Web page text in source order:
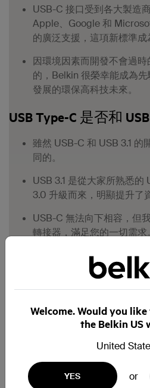
USB-C 接口受到各大製造
Apple、Google 和
的廣泛支援，這項新標準成
因環境因素而開發不會過
的，Belkin 很榮幸能成為
發展的環保高科技未來。
USB Type-C 是否和
雖然 USB-C 和 USB 3.1 的
同的。
USB 3.1 是從大家所熟悉的
3.0 升級而來，明顯提升了
USB-C 無法向下相容，但
轉接器，滿足您的一切需求
USB 3.1 是嶄新的技術，
USB Power Delivery或
智能手機、平板電腦和手
電，並為較大型的裝置提供
準備的電源。與標準 5 瓦
Welcome. Would you
the Belkin US
United
YES or